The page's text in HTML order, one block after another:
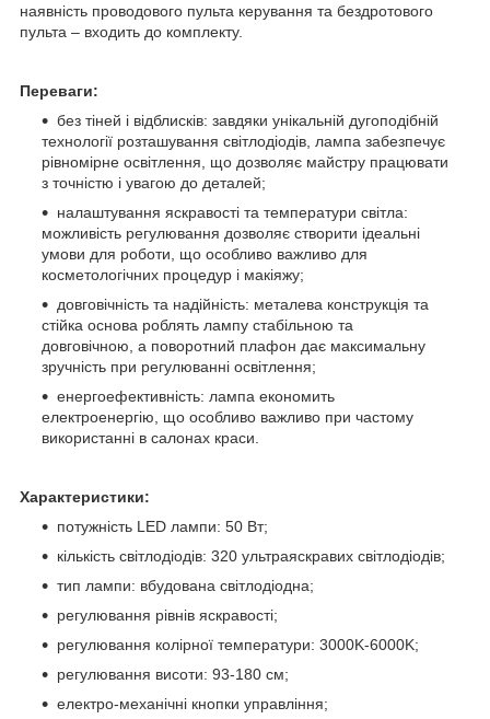
наявність проводового пульта керування та бездротового
пульта – входить до комплекту.
Переваги:
без тіней і відблисків: завдяки унікальній дугоподібній
технології розташування світлодіодів, лампа забезпечує
рівномірне освітлення, що дозволяє майстру працювати
з точністю і увагою до деталей;
налаштування яскравості та температури світла:
можливість регулювання дозволяє створити ідеальні
умови для роботи, що особливо важливо для
косметологічних процедур і макіяжу;
довговічність та надійність: металева конструкція та
стійка основа роблять лампу стабільною та
довговічною, а поворотний плафон дає максимальну
зручність при регулюванні освітлення;
енергоефективність: лампа економить
електроенергію, що особливо важливо при частому
використанні в салонах краси.
Характеристики:
потужність LED лампи: 50 Вт;
кількість світлодіодів: 320 ультраяскравих світлодіодів;
тип лампи: вбудована світлодіодна;
регулювання рівнів яскравості;
регулювання колірної температури: 3000K-6000K;
регулювання висоти: 93-180 см;
електро-механічні кнопки управління;